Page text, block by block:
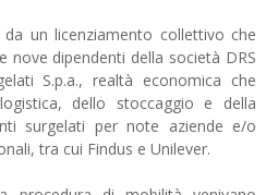
un licenziamento collettivo che
nove dipendenti della società DRS
S.p.a., realtà economica che
dello stoccaggio e della
surgelati per note aziende e/o
tra cui Findus e Unilever.